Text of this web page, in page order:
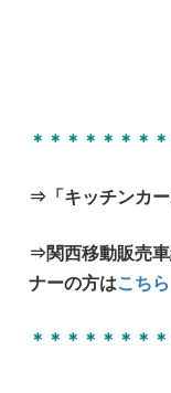
＊＊＊＊＊＊＊
⇒「キッチンカ
⇒関西移動販売
ナーの方はこちら
＊＊＊＊＊＊＊